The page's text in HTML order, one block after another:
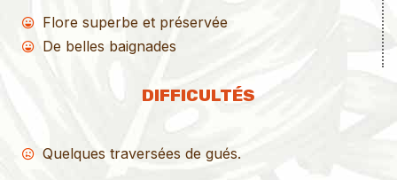
Flore superbe et préservée
De belles baignades
DIFFICULTÉS
Quelques traversées de gués.